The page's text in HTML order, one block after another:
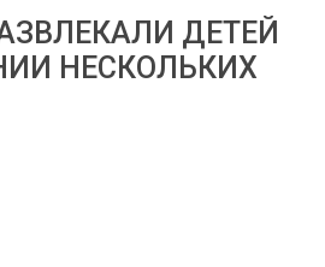
ДЕТЕЙ
НЕСКОЛЬКИХ